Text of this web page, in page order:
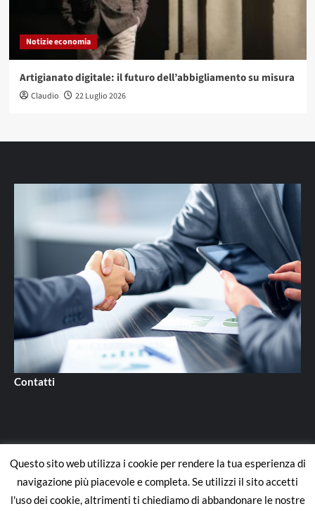
Notizie economia
Artigianato digitale: il futuro dell’abbigliamento su misura
Claudio 22 Luglio 2026
Contatti
Contatti
Questo sito web utilizza i cookie per rendere la tua esperienza di
navigazione più piacevole e completa. Se utilizzi il sito accetti
l'uso dei cookie, altrimenti ti chiediamo di abbandonare le nostre